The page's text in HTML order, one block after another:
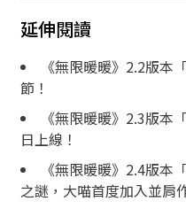
延伸閱讀
《無限暖暖》2.2版本
節！
《無限暖暖》2.3版本
日上線！
《無限暖暖》2.4版本
之謎，大喵首度加入並肩